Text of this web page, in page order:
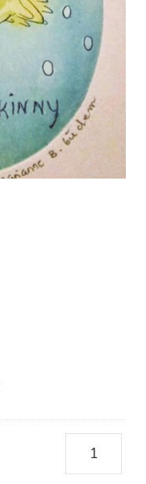
"Healthy"
uten